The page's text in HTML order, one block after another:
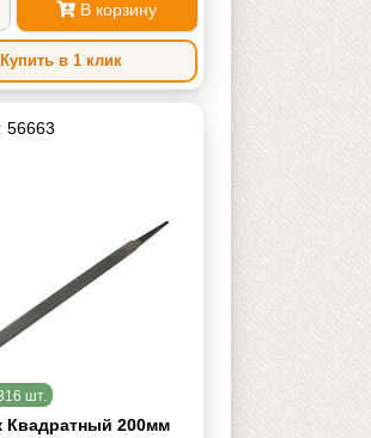
В корзину
Купить в 1 клик
56663
шт.
Квадратный 200мм